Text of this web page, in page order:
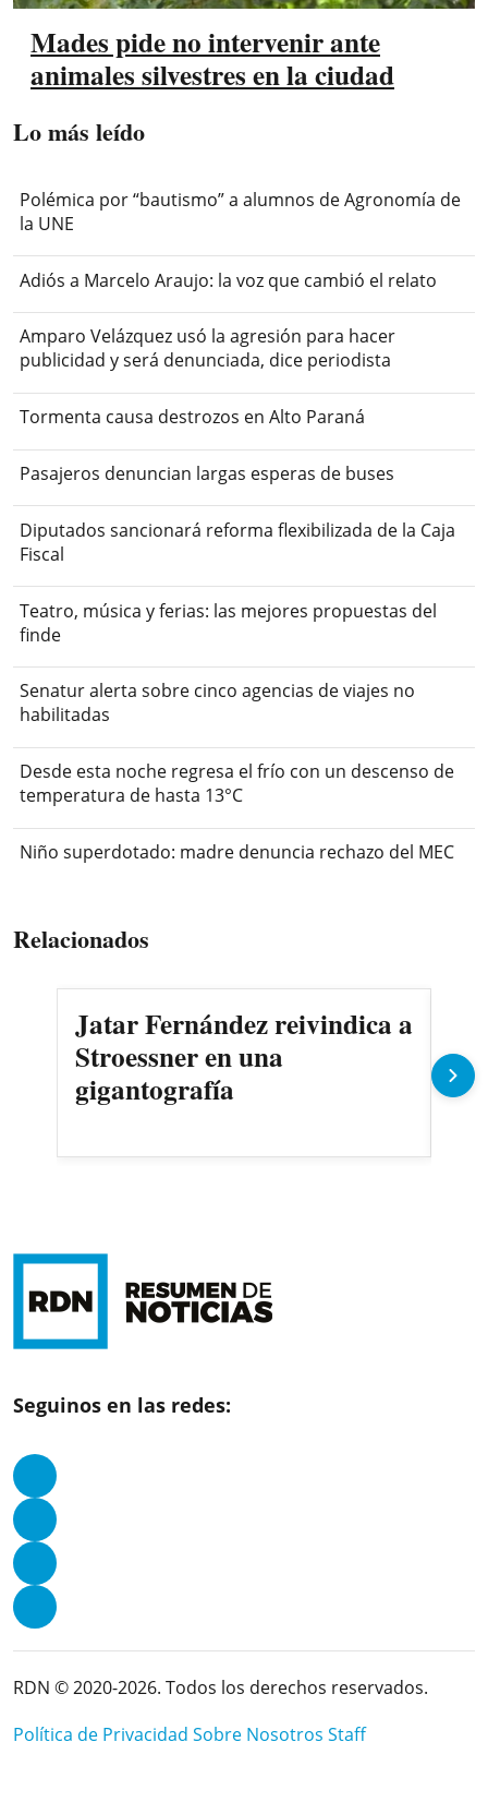
Mades pide no intervenir ante
animales silvestres en la ciudad
Lo más leído
Polémica por “bautismo” a alumnos de Agronomía de
la UNE
Adiós a Marcelo Araujo: la voz que cambió el relato
Amparo Velázquez usó la agresión para hacer
publicidad y será denunciada, dice periodista
Tormenta causa destrozos en Alto Paraná
Pasajeros denuncian largas esperas de buses
Diputados sancionará reforma flexibilizada de la Caja
Fiscal
Teatro, música y ferias: las mejores propuestas del
finde
Senatur alerta sobre cinco agencias de viajes no
habilitadas
Desde esta noche regresa el frío con un descenso de
temperatura de hasta 13°C
Niño superdotado: madre denuncia rechazo del MEC
Relacionados
Jatar Fernández reivindica a
Stroessner en una
gigantografía
Seguinos en las redes:
RDN © 2020-2026. Todos los derechos reservados.
Política de Privacidad Sobre Nosotros Staff